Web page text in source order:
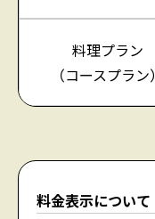
料理プラン
（コースプラン）
料金表示について